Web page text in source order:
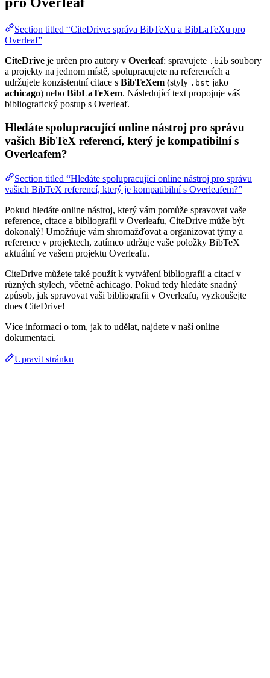
Section titled “CiteDrive: správa BibTeXu a BibLaTeXu pro
Overleaf”
CiteDrive je určen pro autory v Overleaf: spravujete .bib soubory
a projekty na jednom místě, spolupracujete na referencích a
udržujete konzistentní citace s BibTeXem (styly .bst jako
achicago) nebo BibLaTeXem. Následující text propojuje váš
bibliografický postup s Overleaf.
Hledáte spolupracující online nástroj pro správu
vašich BibTeX referencí, který je kompatibilní s
Overleafem?
Section titled “Hledáte spolupracující online nástroj pro správu
vašich BibTeX referencí, který je kompatibilní s Overleafem?”
Pokud hledáte online nástroj, který vám pomůže spravovat vaše
reference, citace a bibliografii v Overleafu, CiteDrive může být
dokonalý! Umožňuje vám shromažďovat a organizovat týmy a
reference v projektech, zatímco udržuje vaše položky BibTeX
aktuální ve vašem projektu Overleafu.
CiteDrive můžete také použít k vytváření bibliografií a citací v
různých stylech, včetně achicago. Pokud tedy hledáte snadný
způsob, jak spravovat vaši bibliografii v Overleafu, vyzkoušejte
dnes CiteDrive!
Více informací o tom, jak to udělat, najdete v naší online
dokumentaci.
Upravit stránku